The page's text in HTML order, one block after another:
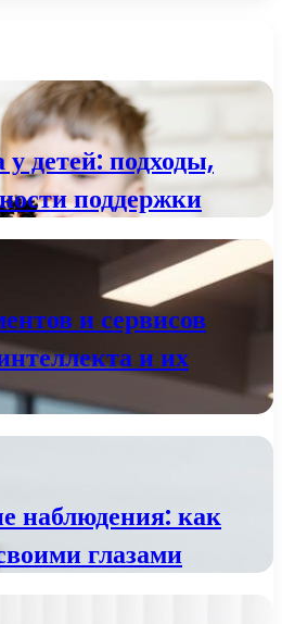
детей: подходы,
поддержки
и сервисов
и их
наблюдения: как
глазами